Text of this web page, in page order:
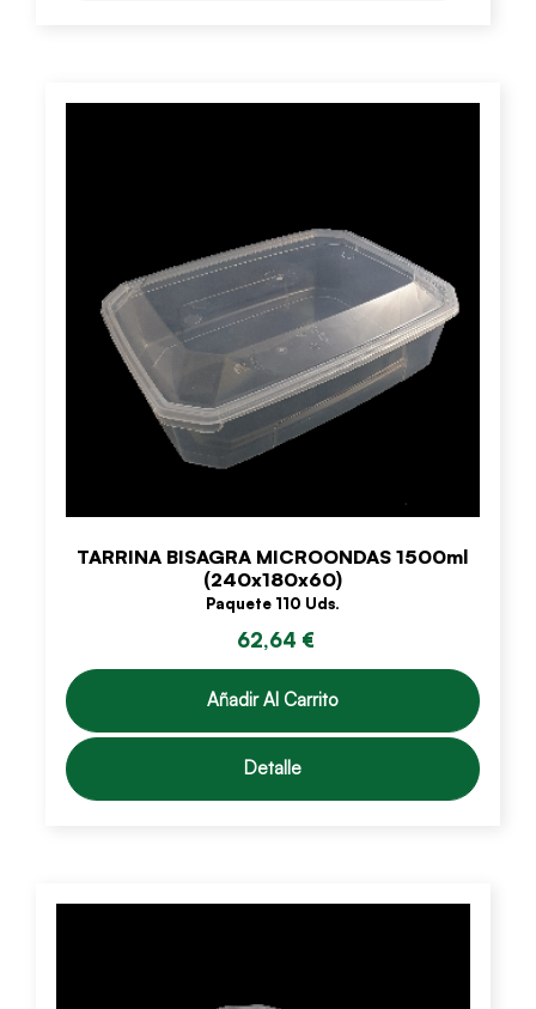
TARRINA BISAGRA MICROONDAS 1500ml
(240x180x60)
Paquete 110 Uds.
62,64 €
Añadir Al Carrito
Detalle